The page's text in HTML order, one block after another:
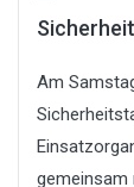
Am
gemeinsam